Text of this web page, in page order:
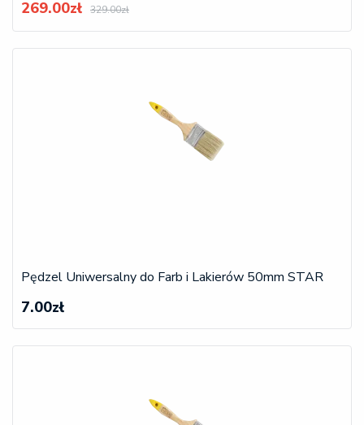
269.00zł 329.00zł
Pędzel Uniwersalny do Farb i Lakierów 50mm STAR
7.00zł